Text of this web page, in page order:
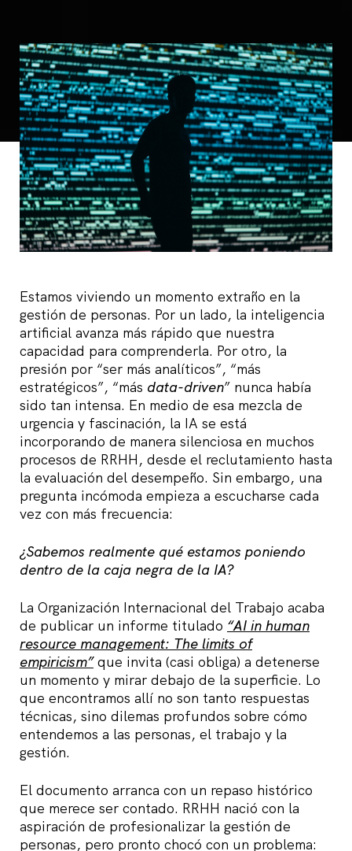
Estamos viviendo un momento extraño en la
gestión de personas. Por un lado, la inteligencia
artificial avanza más rápido que nuestra
capacidad para comprenderla. Por otro, la
presión por “ser más analíticos”, “más
estratégicos”, “más data-driven” nunca había
sido tan intensa. En medio de esa mezcla de
urgencia y fascinación, la IA se está
incorporando de manera silenciosa en muchos
procesos de RRHH, desde el reclutamiento hasta
la evaluación del desempeño. Sin embargo, una
pregunta incómoda empieza a escucharse cada
vez con más frecuencia:
¿Sabemos realmente qué estamos poniendo
dentro de la caja negra de la IA?
La Organización Internacional del Trabajo acaba
de publicar un informe titulado “AI in human
resource management: The limits of
empiricism”que invita (casi obliga) a detenerse
un momento y mirar debajo de la superficie. Lo
que encontramos allí no son tanto respuestas
técnicas, sino dilemas profundos sobre cómo
entendemos a las personas, el trabajo y la
gestión.
El documento arranca con un repaso histórico
que merece ser contado. RRHH nació con la
aspiración de profesionalizar la gestión de
personas, pero pronto chocó con un problema: